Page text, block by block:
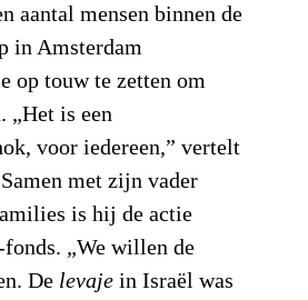
aantal mensen binnen de
in Amsterdam
op touw te zetten om
„Het is een
voor iedereen,” vertelt
met zijn vader
is hij de actie
„We willen de
De levaje in Israël was